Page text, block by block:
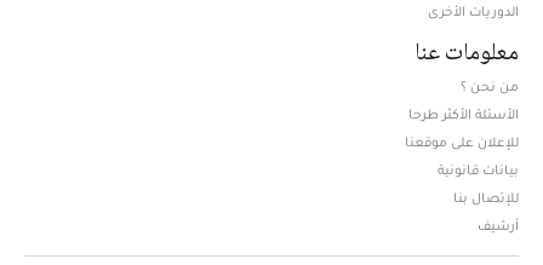
الدوريات الأخرى
معلومات عنا
من نحن ؟
الأسئلة الأكثر طرحا
للإعلان على موقعنا
بيانات قانونية
للإتصال بنا
أرشيف